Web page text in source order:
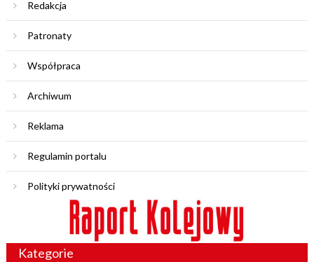
Redakcja
Patronaty
Współpraca
Archiwum
Reklama
Regulamin portalu
Polityki prywatności
Kategorie